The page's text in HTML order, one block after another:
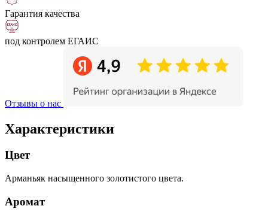
Гарантия качества
под контролем ЕГАИС
Отзывы о нас
Характеристики
Цвет
Арманьяк насыщенного золотистого цвета.
Аромат